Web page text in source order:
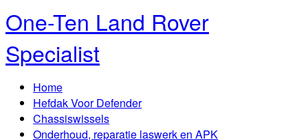
One-Ten Land Rover
Specialist
Home
Hefdak Voor Defender
Chassiswissels
Onderhoud, reparatie laswerk en APK